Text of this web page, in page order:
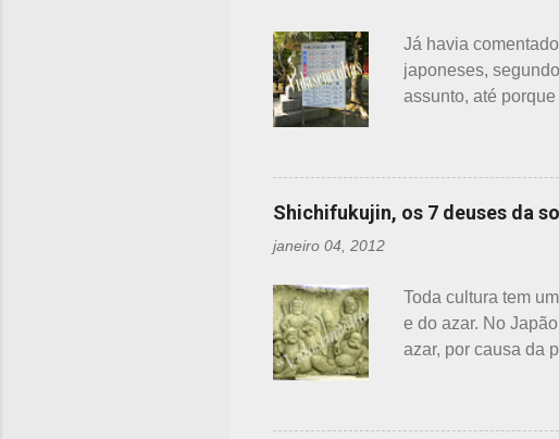
necessitados. A
Já havia
japoneses,
assunto, até
antiga crença com
fundamentados na
eram incluídas
alterada devido à
explic...
Shichifukujin, os 7 deuses da
janeiro 04, 2012
Toda cultura tem
e do azar. No
azar, por causa da
incluído em vários
mares, 7 dias da